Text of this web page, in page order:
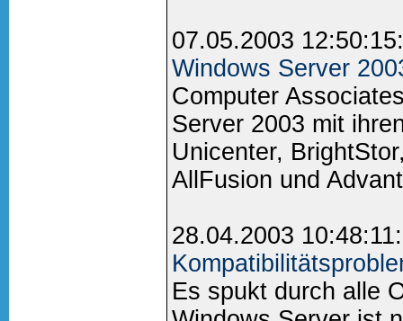
07.05.2003
Windows Server
Computer
Server 2003 mit
Unicenter,
AllFusion und
28.04.2003
Es spukt durch alle